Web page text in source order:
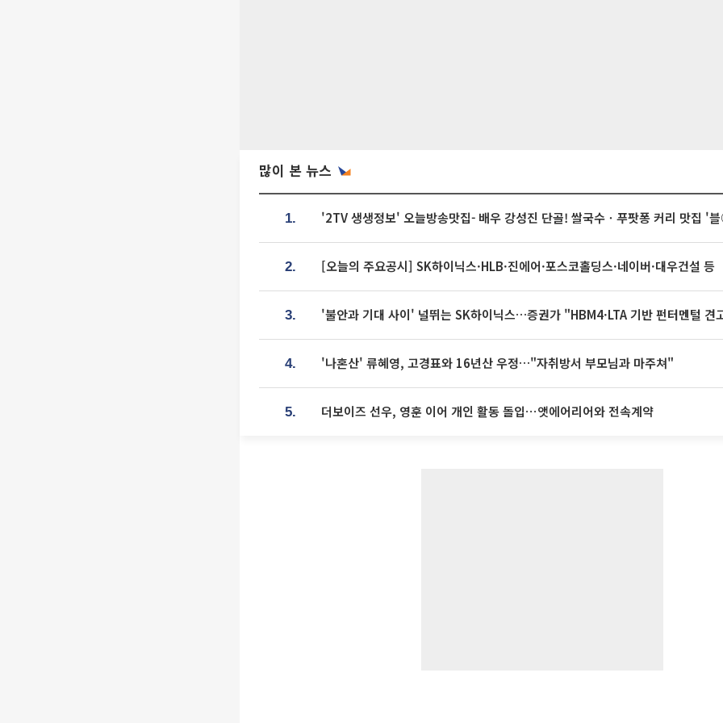
많이 본 뉴스
1. '2TV 생생정보' 오늘방송맛집- 배우 강성진 단골! 쌀국수ㆍ푸팟퐁 커리 맛
2. [오늘의 주요공시] SK하이닉스·HLB·진에어·포스코홀딩스·네이버·대우건설 등
3. '불안과 기대 사이' 널뛰는 SK하이닉스…증권가 "HBM4·LTA 기반 펀터멘털 견
4. '나혼산' 류혜영, 고경표와 16년산 우정…"자취방서 부모님과 마주쳐"
5. 더보이즈 선우, 영훈 이어 개인 활동 돌입⋯앳에어리어와 전속계약